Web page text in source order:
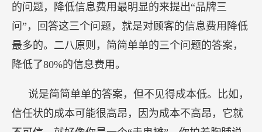
的问题，降低信息费用最明显的来提出“品牌三
问”，回答这三个问题，就是对顾客的信息费用降低
最多的。二八原则，简简单单的三个问题的答案，
降低了80%的信息费用。
说是简简单单的答案，但不见得成本低。比如，
信任状的成本可能很高昂，因为成本不高昂，它就